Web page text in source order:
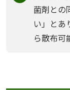
菌剤との
い」とあ
ら散布可